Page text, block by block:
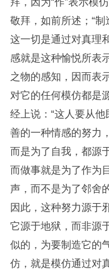
敬拜，如前所述；“
这一切是通过对真理
感就是这种愉悦所表
之物的感知，因而表
对它的任何模仿都是
经上说：“这人要从
善的一种情感的努力
而是为了自我，都源
而做事就是为了作为
声，而不是为了邻舍
因此，这种努力源于
它源于地狱，而非源
似的，为要制造它的
仿，就是模仿通过对